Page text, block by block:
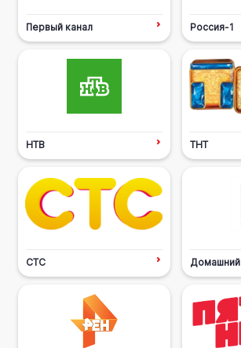
Первый канал Россия-1
НТВ ТНТ
СТС Домашний